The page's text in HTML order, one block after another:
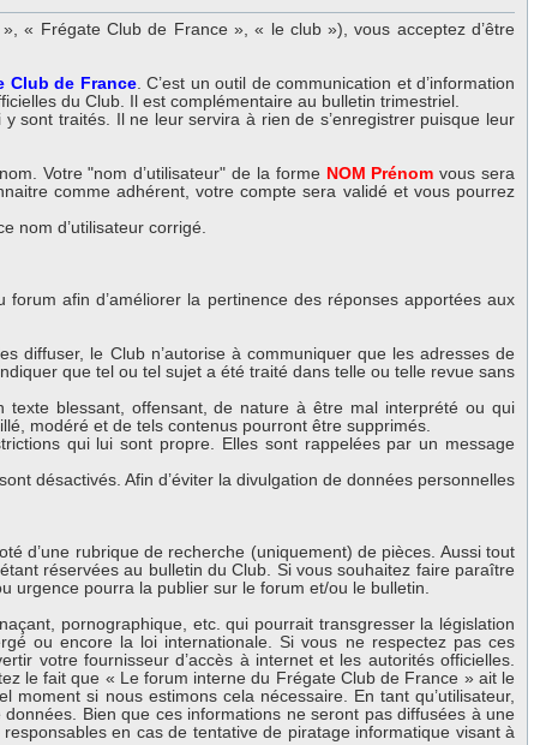
« Frégate Club de France », « le club »), vous acceptez d’être
Club de France. C’est un outil de communication et d’information
du Club. Il est complémentaire au bulletin trimestriel.
sont traités. Il ne leur servira à rien de s’enregistrer puisque leur
Votre "nom d’utilisateur" de la forme NOM Prénom vous sera
comme adhérent, votre compte sera validé et vous pourrez
nom d’utilisateur corrigé.
afin d’améliorer la pertinence des réponses apportées aux
diffuser, le Club n’autorise à communiquer que les adresses de
que tel ou tel sujet a été traité dans telle ou telle revue sans
blessant, offensant, de nature à être mal interprété ou qui
modéré et de tels contenus pourront être supprimés.
qui lui sont propre. Elles sont rappelées par un message
désactivés. Afin d’éviter la divulgation de données personnelles
d’une rubrique de recherche (uniquement) de pièces. Aussi tout
réservées au bulletin du Club. Si vous souhaitez faire paraître
urgence pourra la publier sur le forum et/ou le bulletin.
pornographique, etc. qui pourrait transgresser la législation
ou encore la loi internationale. Si vous ne respectez pas ces
votre fournisseur d’accès à internet et les autorités officielles.
le fait que « Le forum interne du Frégate Club de France » ait le
si nous estimons cela nécessaire. En tant qu’utilisateur,
Bien que ces informations ne seront pas diffusées à une
en cas de tentative de piratage informatique visant à